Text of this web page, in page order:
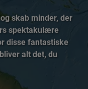
skab minder, der
spektakulære
disse fantastiske
alt det, du